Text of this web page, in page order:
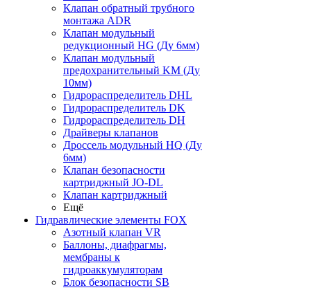
Клапан обратный трубного
монтажа ADR
Клапан модульный
редукционный HG (Ду 6мм)
Клапан модульный
предохранительный KM (Ду
10мм)
Гидрораспределитель DHL
Гидрораспределитель DK
Гидрораспределитель DH
Драйверы клапанов
Дроссель модульный HQ (Ду
6мм)
Клапан безопасности
картриджный JO-DL
Клапан картриджный
Ещё
Гидравлические элементы FOX
Азотный клапан VR
Баллоны, диафрагмы,
мембраны к
гидроаккумуляторам
Блок безопасности SB